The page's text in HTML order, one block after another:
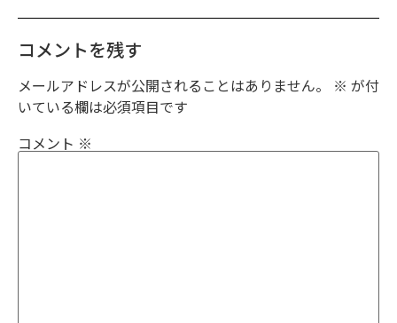
コメントを残す
メールアドレスが公開されることはありません。 ※ が付
いている欄は必須項目です
コメント ※